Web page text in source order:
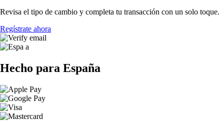
Revisa el tipo de cambio y completa tu transacción con un solo toque.
Regístrate ahora
Hecho para España